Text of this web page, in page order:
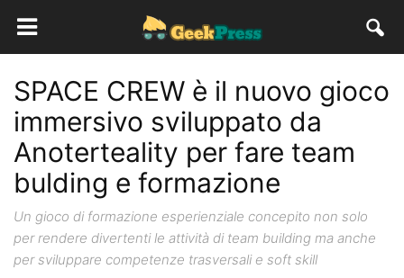
SPACE CREW è il nuovo gioco
immersivo sviluppato da
Anoterteality per fare team
bulding e formazione
Un gioco di formazione esperienziale concepito non solo
per rendere divertenti le attività di team building ma anche
per sviluppare competenze trasversali e soft skill